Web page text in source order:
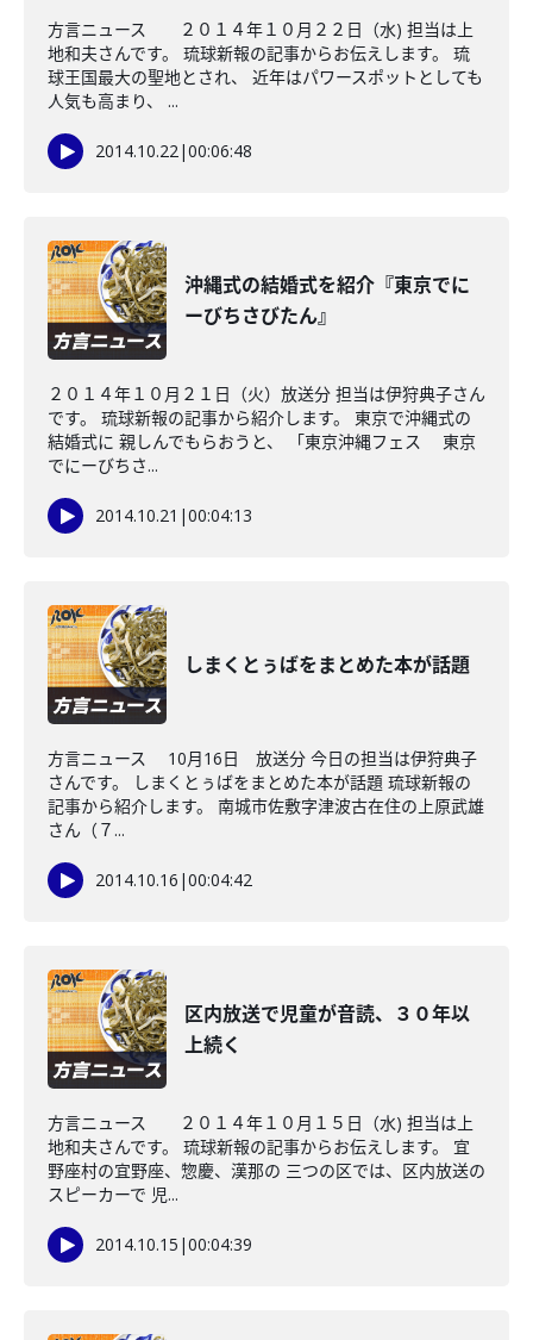
方言ニュース ２０１４年１０月２２日（水) 担当は上
地和夫さんです。 琉球新報の記事からお伝えします。 琉
球王国最大の聖地とされ、 近年はパワースポットとしても
人気も高まり、 ...
2014.10.22|00:06:48
沖縄式の結婚式を紹介『東京でに
ーびちさびたん』
２０１４年１０月２１日（火）放送分 担当は伊狩典子さん
です。 琉球新報の記事から紹介します。 東京で沖縄式の
結婚式に 親しんでもらおうと、 「東京沖縄フェス 東京
でにーびちさ...
2014.10.21 |00:04:13
しまくとぅばをまとめた本が話題
方言ニュース 10月16日 放送分 今日の担当は伊狩典子
さんです。 しまくとぅばをまとめた本が話題 琉球新報の
記事から紹介します。 南城市佐敷字津波古在住の上原武雄
さん（７...
2014.10.16 |00:04:42
区内放送で児童が音読、３０年以
上続く
方言ニュース ２０１４年１０月１５日（水) 担当は上
地和夫さんです。 琉球新報の記事からお伝えします。 宜
野座村の宜野座、惣慶、漢那の 三つの区では、区内放送の
スピーカーで 児...
2014.10.15 |00:04:39